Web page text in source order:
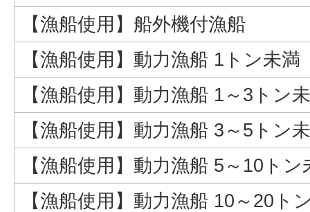
【漁船使用】船外機付漁船
【漁船使用】動力漁船 1トン未満
【漁船使用】動力漁船 1～3トン
【漁船使用】動力漁船 3～5トン
【漁船使用】動力漁船 5～10トン
【漁船使用】動力漁船 10～20ト